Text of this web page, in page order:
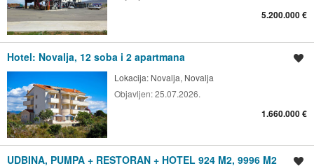
5.200.000 €
Hotel: Novalja, 12 soba i 2 apartmana
Lokacija: Novalja, Novalja
Objavljen:25.07.2026.
1.660.000 €
UDBINA, PUMPA + RESTORAN + HOTEL 924 M2, 9996 M2